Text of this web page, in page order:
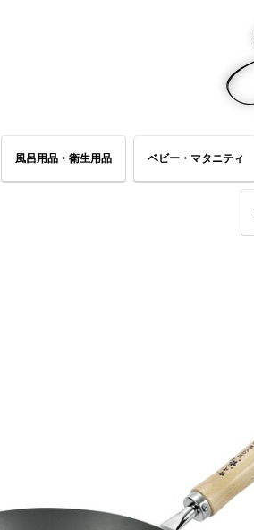
風呂用品・衛生用品 ベビー・マタニティ